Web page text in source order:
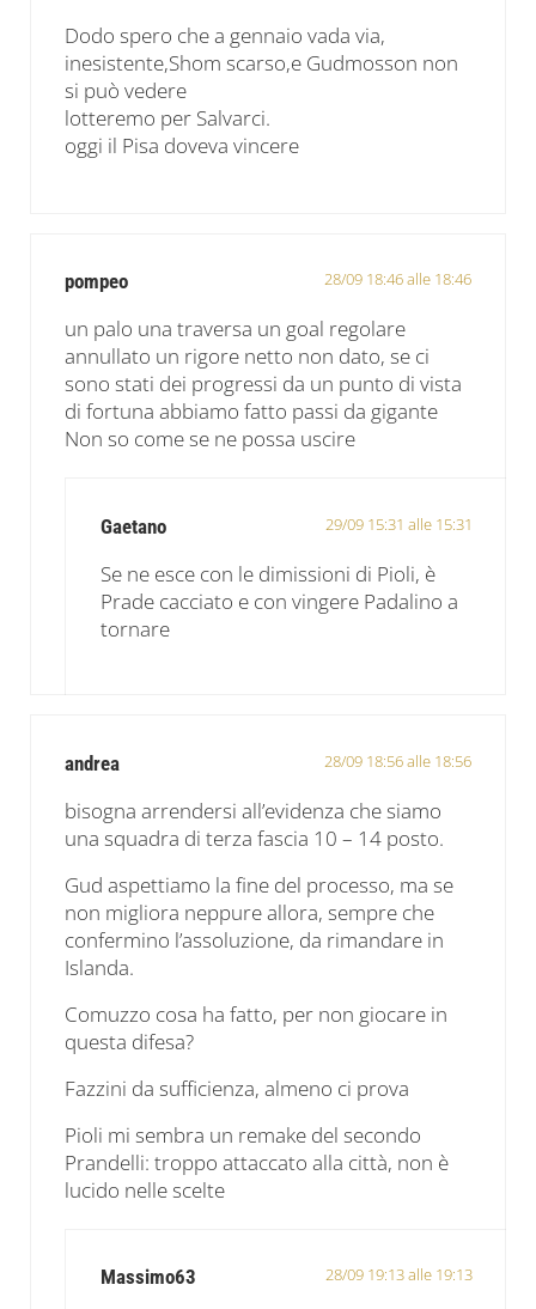
Dodo spero che a gennaio vada via,
inesistente,Shom scarso,e Gudmosson non
si può vedere
lotteremo per Salvarci.
oggi il Pisa doveva vincere
pompeo 28/09 18:46 alle 18:46
un palo una traversa un goal regolare
annullato un rigore netto non dato, se ci
sono stati dei progressi da un punto di vista
di fortuna abbiamo fatto passi da gigante
Non so come se ne possa uscire
Gaetano 29/09 15:31 alle 15:31
Se ne esce con le dimissioni di Pioli, è
Prade cacciato e con vingere Padalino a
tornare
andrea 28/09 18:56 alle 18:56
bisogna arrendersi all’evidenza che siamo
una squadra di terza fascia 10 – 14 posto.
Gud aspettiamo la fine del processo, ma se
non migliora neppure allora, sempre che
confermino l’assoluzione, da rimandare in
Islanda.
Comuzzo cosa ha fatto, per non giocare in
questa difesa?
Fazzini da sufficienza, almeno ci prova
Pioli mi sembra un remake del secondo
Prandelli: troppo attaccato alla città, non è
lucido nelle scelte
Massimo63 28/09 19:13 alle 19:13